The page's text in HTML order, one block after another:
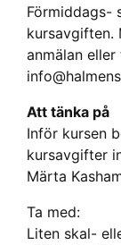
Förmiddags-
kursavgiften.
anmälan eller
Att tänka på
Inför kursen
kursavgifter
Märta
Ta med:
Liten skal-